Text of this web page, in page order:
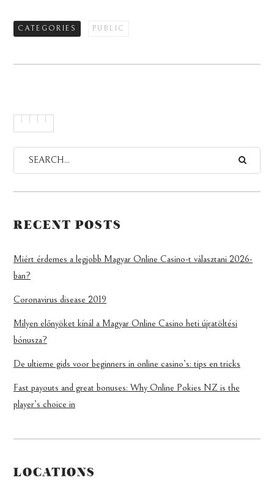
CATEGORIES PUBLIC
RECENT POSTS
Miért érdemes a legjobb Magyar Online Casino-t választani 2026-
ban?
Coronavirus disease 2019
Milyen előnyöket kínál a Magyar Online Casino heti újratöltési
bónusza?
De ultieme gids voor beginners in online casino’s: tips en tricks
Fast payouts and great bonuses: Why Online Pokies NZ is the
player’s choice in
LOCATIONS